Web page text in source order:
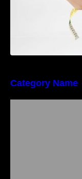
Category Name